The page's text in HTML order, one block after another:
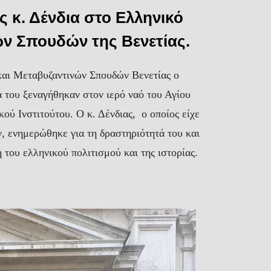
Δένδια στο Ελληνικό
Σπουδών της Βενετίας.
Μεταβυζαντινών Σπουδών Βενετίας ο
ξεναγήθηκαν στον ιερό ναό του Αγίου
Ινστιτούτου. Ο κ. Δένδιας, ο οποίος είχε
για τη δραστηριότητά του και
ελληνικού πολιτισμού και της ιστορίας.